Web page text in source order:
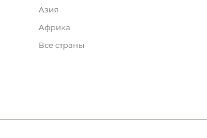
Азия
Африка
Все страны